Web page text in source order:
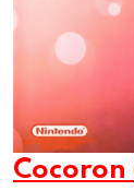
Cocoron